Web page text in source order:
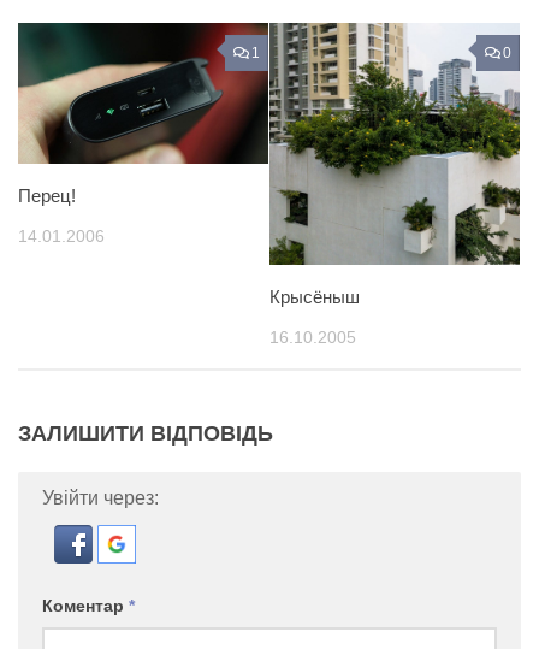
1
Перец!
14.01.2006
0
Крысёныш
16.10.2005
ЗАЛИШИТИ ВІДПОВІДЬ
Увійти через:
Коментар *